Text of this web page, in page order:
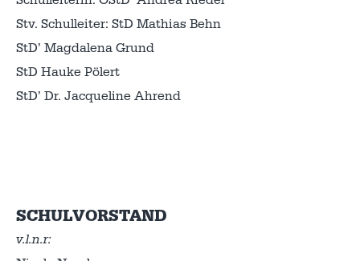
Stv. Schulleiter: StD Mathias Behn
StD’ Magdalena Grund
StD Hauke Pölert
StD’ Dr. Jacqueline Ahrend
SCHULVORSTAND
v.l.n.r: